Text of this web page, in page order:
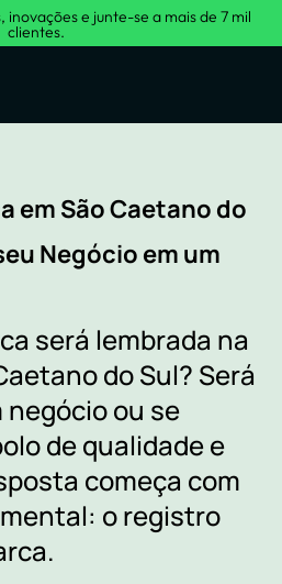
inovações e junte-se a mais de 7 mil
clientes.
em São Caetano do
Negócio em um
será lembrada na
do Sul? Será
ou se
de qualidade e
começa com
o registro